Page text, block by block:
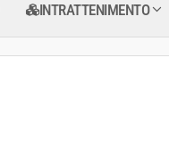
INTRATTENIMENTO